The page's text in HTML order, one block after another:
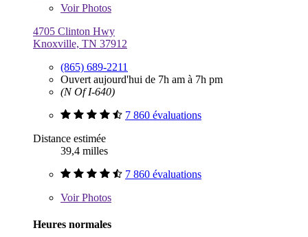
VoirPhotos
4705 Clinton Hwy
Knoxville, TN 37912
(865) 689-2211
Ouvert aujourd'hui de 7h am à 7h pm
(N Of I-640)
7 860 évaluations
Distance estimée
39,4 milles
7 860 évaluations
VoirPhotos
Heures normales